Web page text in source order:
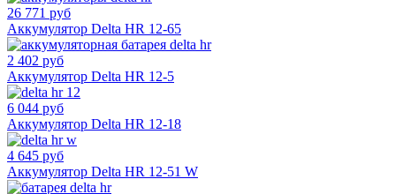
26 771 руб
Аккумулятор Delta HR 12-65
2 402 руб
Аккумулятор Delta HR 12-5
6 044 руб
Аккумулятор Delta HR 12-18
4 645 руб
Аккумулятор Delta HR 12-51 W